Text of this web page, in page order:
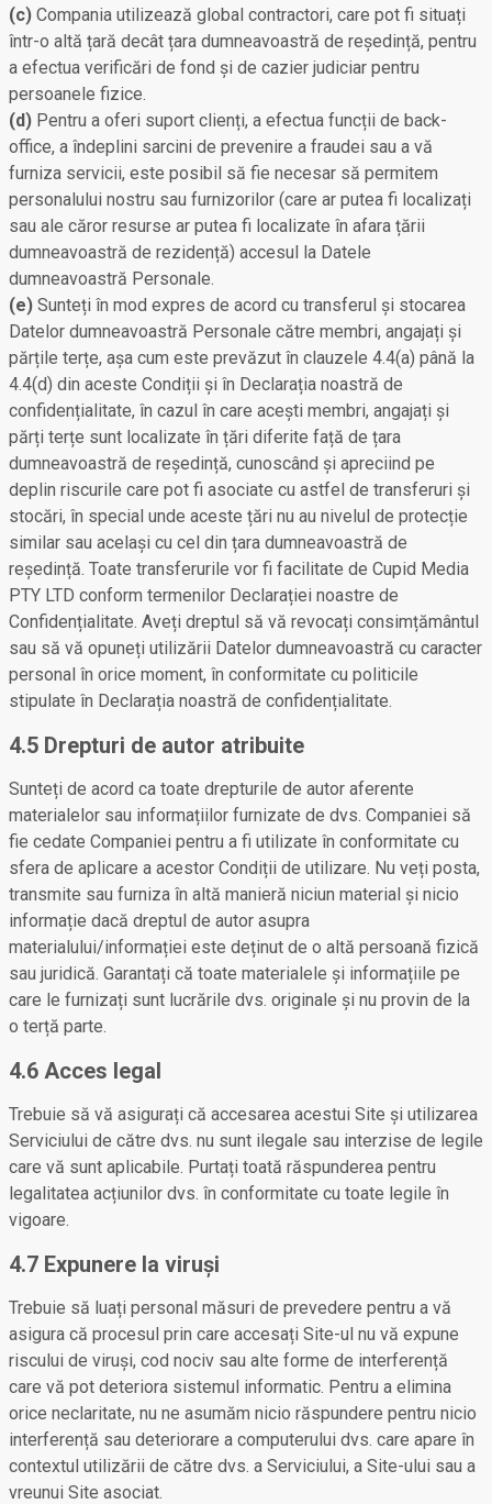
(c) Compania utilizează global contractori, care pot fi situați
într-o altă țară decât țara dumneavoastră de reședință, pentru
a efectua verificări de fond și de cazier judiciar pentru
persoanele fizice.
(d) Pentru a oferi suport clienți, a efectua funcții de back-
office, a îndeplini sarcini de prevenire a fraudei sau a vă
furniza servicii, este posibil să fie necesar să permitem
personalului nostru sau furnizorilor (care ar putea fi localizați
sau ale căror resurse ar putea fi localizate în afara țării
dumneavoastră de rezidență) accesul la Datele
dumneavoastră Personale.
(e) Sunteți în mod expres de acord cu transferul și stocarea
Datelor dumneavoastră Personale către membri, angajați și
părțile terțe, așa cum este prevăzut în clauzele 4.4(a) până la
4.4(d) din aceste Condiții și în Declarația noastră de
confidențialitate, în cazul în care acești membri, angajați și
părți terțe sunt localizate în țări diferite față de țara
dumneavoastră de reședință, cunoscând și apreciind pe
deplin riscurile care pot fi asociate cu astfel de transferuri și
stocări, în special unde aceste țări nu au nivelul de protecție
similar sau același cu cel din țara dumneavoastră de
reședință. Toate transferurile vor fi facilitate de Cupid Media
PTY LTD conform termenilor Declarației noastre de
Confidențialitate. Aveți dreptul să vă revocați consimțământul
sau să vă opuneți utilizării Datelor dumneavoastră cu caracter
personal în orice moment, în conformitate cu politicile
stipulate în Declarația noastră de confidențialitate.
4.5 Drepturi de autor atribuite
Sunteți de acord ca toate drepturile de autor aferente
materialelor sau informațiilor furnizate de dvs. Companiei să
fie cedate Companiei pentru a fi utilizate în conformitate cu
sfera de aplicare a acestor Condiții de utilizare. Nu veți posta,
transmite sau furniza în altă manieră niciun material și nicio
informație dacă dreptul de autor asupra
materialului/informației este deținut de o altă persoană fizică
sau juridică. Garantați că toate materialele și informațiile pe
care le furnizați sunt lucrările dvs. originale și nu provin de la
o terță parte.
4.6 Acces legal
Trebuie să vă asigurați că accesarea acestui Site și utilizarea
Serviciului de către dvs. nu sunt ilegale sau interzise de legile
care vă sunt aplicabile. Purtați toată răspunderea pentru
legalitatea acțiunilor dvs. în conformitate cu toate legile în
vigoare.
4.7 Expunere la viruși
Trebuie să luați personal măsuri de prevedere pentru a vă
asigura că procesul prin care accesați Site-ul nu vă expune
riscului de viruși, cod nociv sau alte forme de interferență
care vă pot deteriora sistemul informatic. Pentru a elimina
orice neclaritate, nu ne asumăm nicio răspundere pentru nicio
interferență sau deteriorare a computerului dvs. care apare în
contextul utilizării de către dvs. a Serviciului, a Site-ului sau a
vreunui Site asociat.